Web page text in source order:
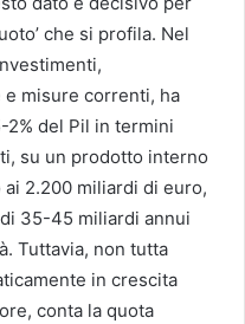
che si profila. Nel
misure correnti, ha
2% del Pil in termini
su un prodotto interno
2.200 miliardi di euro,
35-45 miliardi annui
Tuttavia, non tutta
in crescita
conta la quota